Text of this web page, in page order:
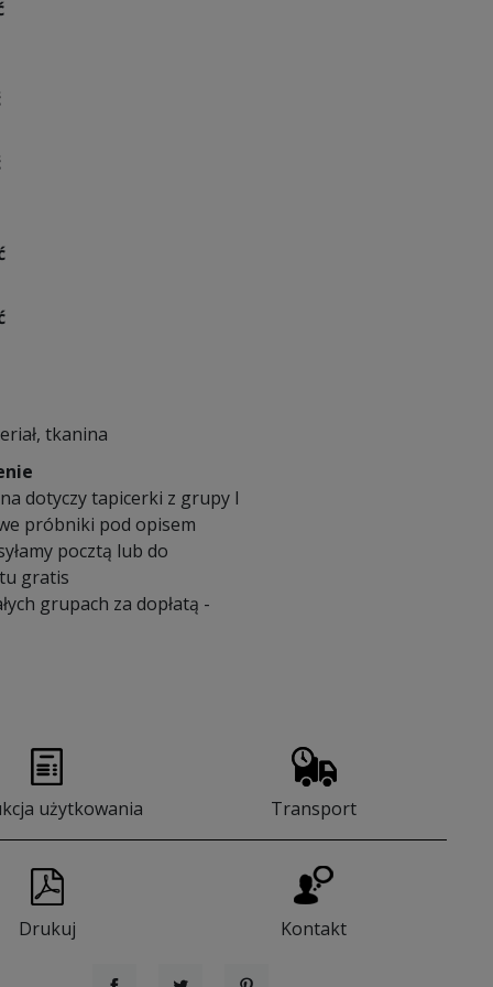
tkanina
dotyczy tapicerki z grupy I
próbniki pod opisem
pocztą lub do
gratis
grupach za dopłatą -
użytkowania Transport
Drukuj Kontakt